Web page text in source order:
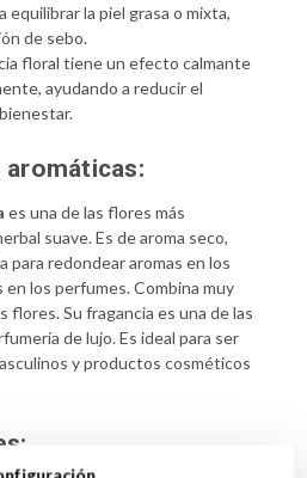
equilibrar la piel grasa o mixta,
de sebo.
floral tiene un efecto calmante
ayudando a reducir el
es una de las flores más
suave. Es de aroma seco,
para redondear aromas en los
los perfumes. Combina muy
flores. Su fragancia es una de las
de lujo. Es ideal para ser
y productos cosméticos